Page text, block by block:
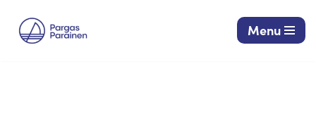
Siirry
Menu